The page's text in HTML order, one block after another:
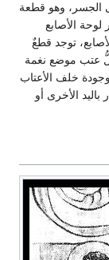
وهو قطعة
أو